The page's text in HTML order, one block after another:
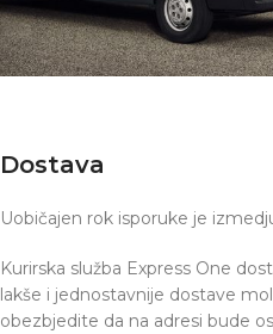
Dostava
Uobičajen rok isporuke je
Kurirska služba Express One
lakše i jednostavnije dostave
obezbjedite da na adresi bude